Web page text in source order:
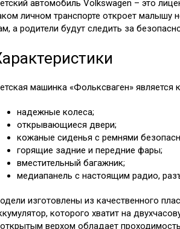
автомобиль Volkswagen – это
личном транспорте откроет малышу
а родители будут следить за
машинка «Фольксваген»
надежные колеса;
открывающиеся двери;
кожаные сиденья с ремнями
горящие задние и передние фары;
вместительный багажник;
медиапанель с настоящим радио,
изготовлены из качественного
которого хватит на
верхом обладает